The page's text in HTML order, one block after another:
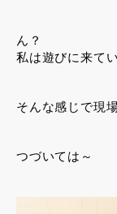
ん？
私は遊びに来て
そんな感じで現
つづいては～